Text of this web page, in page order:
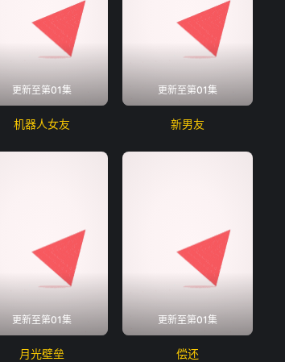
更新至第01集
机器人女友
更新至第01集
新男友
更新至第01集
月光壁垒
更新至第01集
偿还